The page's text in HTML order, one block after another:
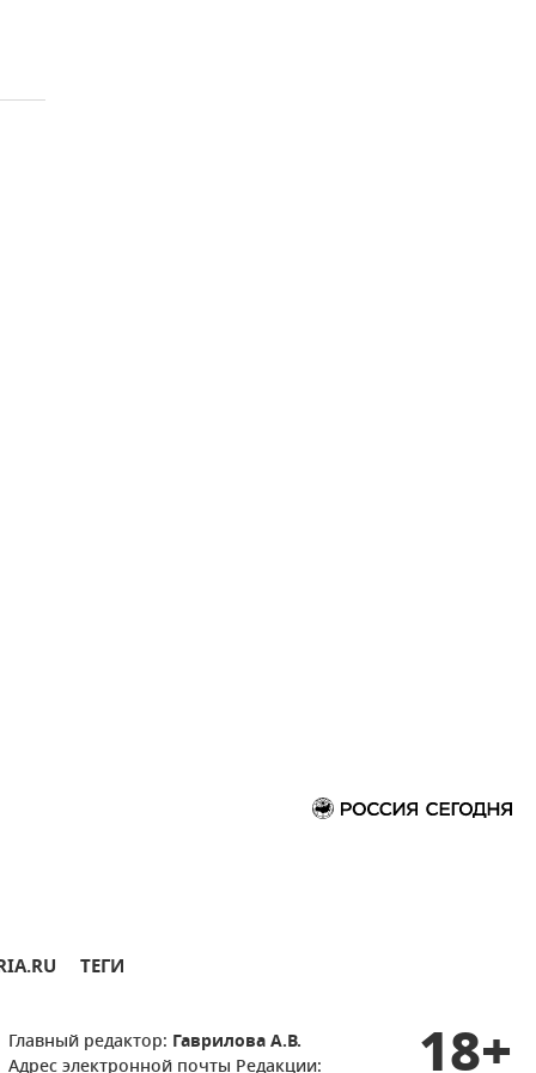
ТЕГИ
Главный редактор: Гаврилова А.В.